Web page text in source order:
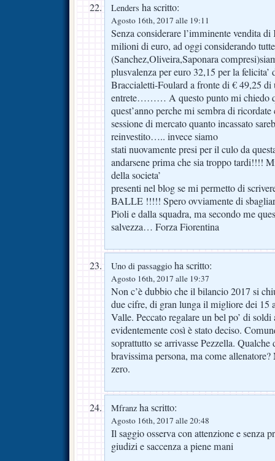
Lenders ha scritto:
Agosto 16th, 2017 alle 19:11
Senza considerare l’imminente vendita
milioni di euro, ad oggi considerando
(Sanchez,Oliveira,Saponara
plusvalenza per euro 32,15 per la
Braccialetti-Foulard a fronte di € 49,25
entrete……… A questo punto mi chiedo
quest’anno perche mi sembra di ricordate
sessione di mercato quanto incassato
reinvestito….. invece siamo
stati nuovamente presi per il culo da
andarsene prima che sia troppo tardi!!!!
della societa’
presenti nel blog se mi permetto di
BALLE !!!!! Spero ovviamente di
Pioli e dalla squadra, ma secondo me
salvezza… Forza Fiorentina
Uno di passaggio ha scritto:
Agosto 16th, 2017 alle 19:37
Non c’è dubbio che il bilancio 2017 si
due cifre, di gran lunga il migliore dei 15
Valle. Peccato regalare un bel po’ di soldi
evidentemente così è stato deciso.
soprattutto se arrivasse Pezzella.
bravissima persona, ma come
zero.
Mfranz ha scritto:
Agosto 16th, 2017 alle 20:48
Il saggio osserva con attenzione e senza
giudizi e saccenza a piene mani